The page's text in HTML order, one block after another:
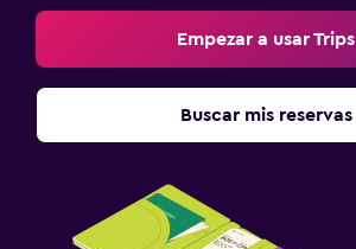
Empezar a usar Trips
Buscar mis reservas